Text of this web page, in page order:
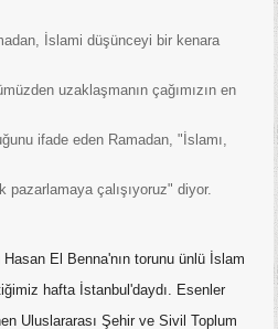
İslami düşünceyi bir kenara
uzaklaşmanın çağımızın en
ifade eden Ramadan, "İslamı,
çalışıyoruz" diyor.
El Benna'nın torunu ünlü İslam
hafta İstanbul'daydı. Esenler
Uluslararası Şehir ve Sivil Toplum